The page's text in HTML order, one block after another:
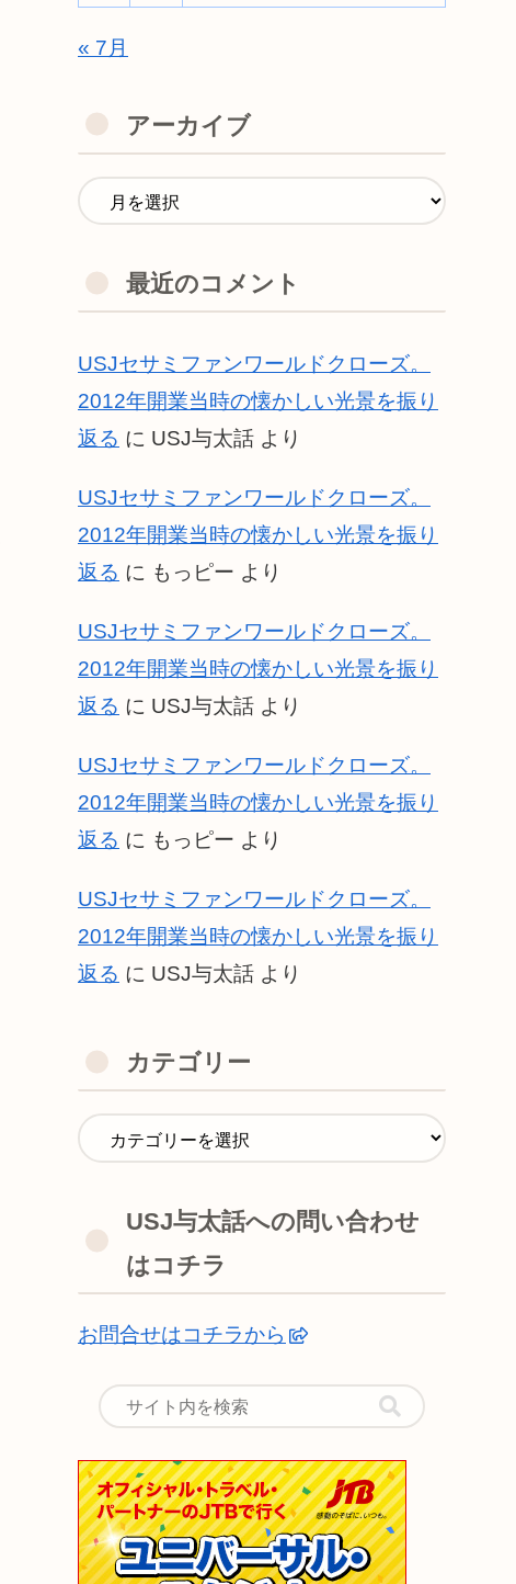
« 7月
アーカイブ
最近のコメント
USJセサミファンワールドクローズ。
2012年開業当時の懐かしい光景を振り
返る に USJ与太話 より
USJセサミファンワールドクローズ。
2012年開業当時の懐かしい光景を振り
返る に もっピー より
USJセサミファンワールドクローズ。
2012年開業当時の懐かしい光景を振り
返る に USJ与太話 より
USJセサミファンワールドクローズ。
2012年開業当時の懐かしい光景を振り
返る に もっピー より
USJセサミファンワールドクローズ。
2012年開業当時の懐かしい光景を振り
返る に USJ与太話 より
カテゴリー
USJ与太話への問い合わせ
はコチラ
お問合せはコチラから